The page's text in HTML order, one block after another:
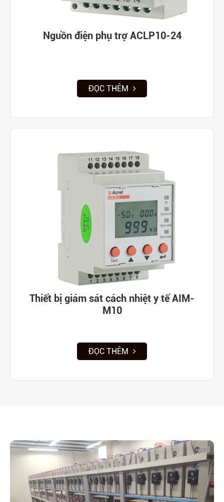
Nguồn điện phụ trợ ACLP10-24
ĐỌC THÊM
Thiết bị giám sát cách nhiệt y tế AIM-
M10
ĐỌC THÊM